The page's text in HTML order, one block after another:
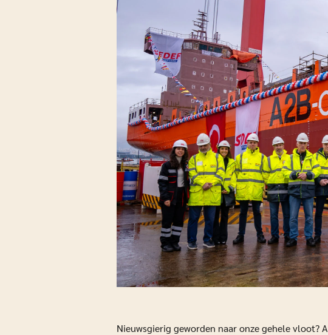
Nieuwsgierig geworden naar onze gehele vloot?